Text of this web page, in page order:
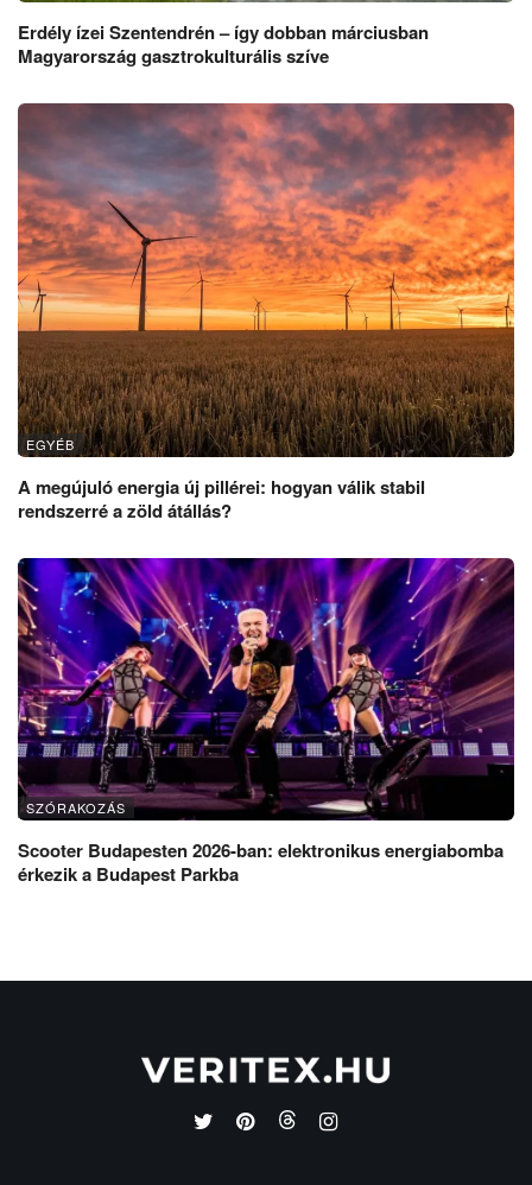
Erdély ízei Szentendrén – így dobban márciusban
Magyarország gasztrokulturális szíve
EGYÉB
A megújuló energia új pillérei: hogyan válik stabil
rendszerré a zöld átállás?
SZÓRAKOZÁS
Scooter Budapesten 2026-ban: elektronikus energiabomba
érkezik a Budapest Parkba